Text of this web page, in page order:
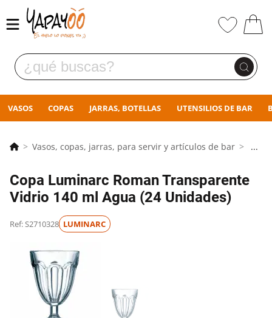
VASOS COPAS JARRAS, BOTELLAS UTENSILIOS DE BAR
Vasos, copas, jarras, para servir y artículos de bar ...
Copa Luminarc Roman Transparente
Vidrio 140 ml Agua (24 Unidades)
Ref: S2710328 LUMINARC